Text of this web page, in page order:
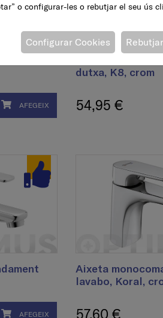
AFEGEIX
dutxa, K8, crom
54,95 €
AFEGEIX
Aixeta
lavabo, Koral,
57,60 €
o configurar-les o rebutjar el seu ús
Configurar Cookies